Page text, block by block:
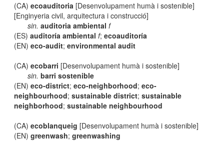
(CA)ecoauditoria [Desenvolupament humà i sostenible]
[Enginyeria civil, arquitectura i construcció]
sin. auditoria ambiental f
(ES)auditoría ambiental f;ecoauditoría
(EN)eco-audit;environmental audit
(CA)ecobarri [Desenvolupament humà i sostenible]
sin. barri sostenible
(EN)eco-district;eco-neighborhood;eco-
neighbourhood;sustainable district;sustainable
neighborhood;sustainable neighbourhood
(CA)ecoblanqueig [Desenvolupament humà i sostenible]
(EN)greenwash;greenwashing